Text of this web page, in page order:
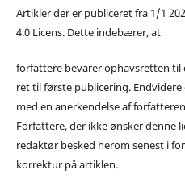
Artikler der er publiceret fra 1/1
4.0 Licens. Dette indebærer, at
forfattere bevarer ophavsretten
ret til første publicering.
med en anerkendelse af
Forfattere, der ikke ønsker denne
redaktør besked herom senest i
korrektur på artiklen.